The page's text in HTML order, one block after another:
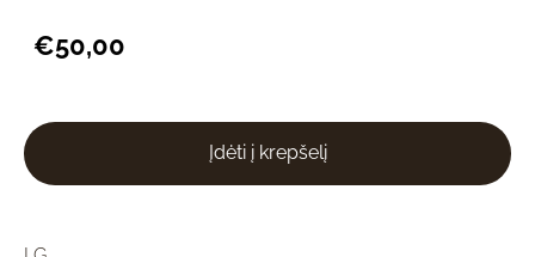
€50,00
Įdėti į krepšelį